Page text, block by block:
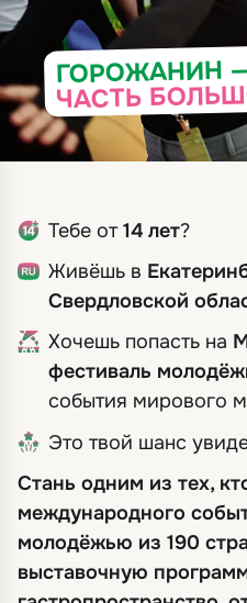
ГОРОЖАНИН
ЧАСТЬ
Тебе от14 лет?
Живёшь в
Свердловской
Хочешь попасть на
фестиваль
события мирового
Это твой шанс
Стань одним из тех,
международного
молодёжью из 190
выставочную